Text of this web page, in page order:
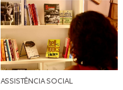
ASSISTÊNCIA SOCIAL